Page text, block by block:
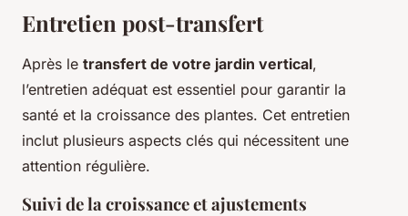
Entretien post-transfert
Après le transfert de votre jardin vertical,
l’entretien adéquat est essentiel pour garantir la
santé et la croissance des plantes. Cet entretien
inclut plusieurs aspects clés qui nécessitent une
attention régulière.
Suivi de la croissance et ajustements